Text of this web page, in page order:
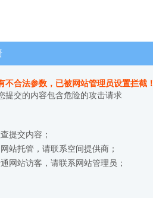
不合法参数，已被网站管理员设置拦截！
提交的内容包含危险的攻击请求
提交内容；
站托管，请联系空间提供商；
网站访客，请联系网站管理员；